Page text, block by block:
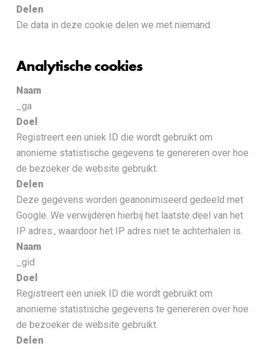
Delen
De data in deze cookie delen we met niemand.
Analytische cookies
Naam
_ga
Doel
Registreert een uniek ID die wordt gebruikt om
anonieme statistische gegevens te genereren over hoe
de bezoeker de website gebruikt.
Delen
Deze gegevens worden geanonimiseerd gedeeld met
Google. We verwijderen hierbij het laatste deel van het
IP adres., waardoor het IP adres niet te achterhalen is.
Naam
_gid
Doel
Registreert een uniek ID die wordt gebruikt om
anonieme statistische gegevens te genereren over hoe
de bezoeker de website gebruikt.
Delen